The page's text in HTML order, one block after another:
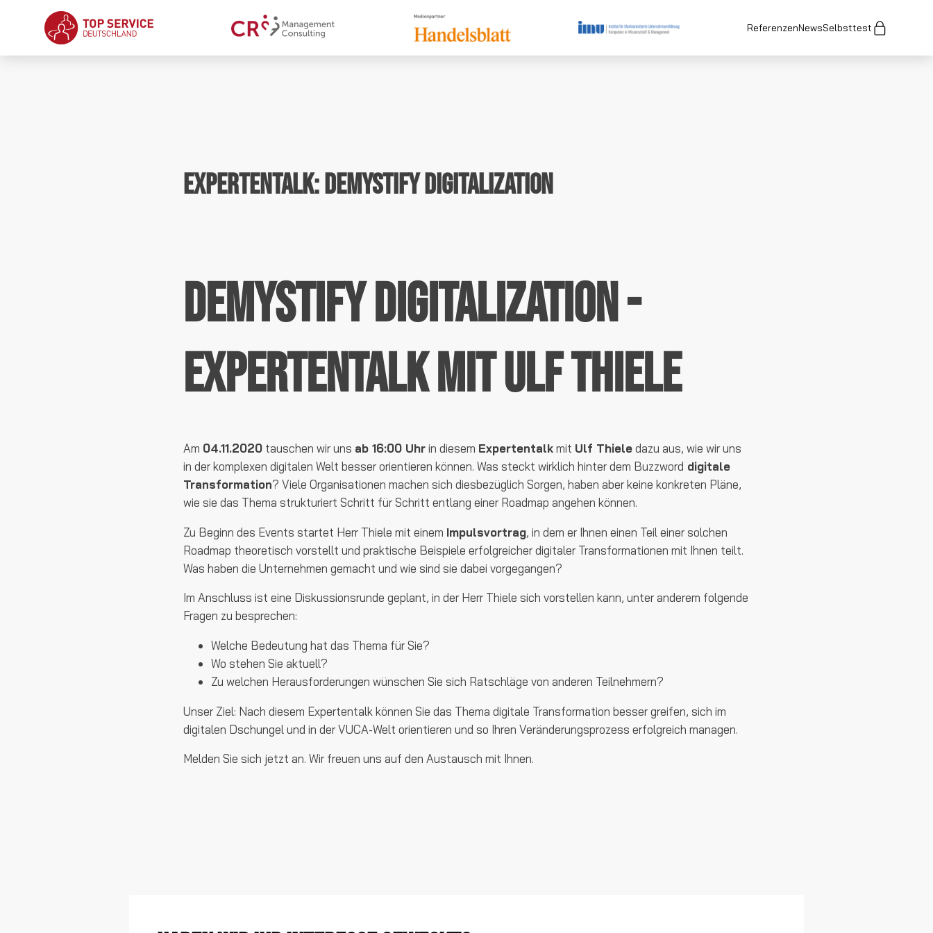
ReferenzenNewsSelbsttest
Expertentalk: Demystify Digitalization
Demystify Digitalization-
Expertentalk mit Ulf Thiele
Am 04.11.2020 tauschen wir uns ab 16:00 Uhrin diesem Expertentalkmit Ulf Thieledazu aus, wie wir uns
in der komplexen digitalen Welt besser orientieren können. Was steckt wirklich hinter dem Buzzword digitale
Transformation? Viele Organisationen machen sich diesbezüglich Sorgen, haben aber keine konkreten Pläne,
wie sie das Thema strukturiert Schritt für Schritt entlang einer Roadmap angehen können.
Zu Beginn des Events startet Herr Thiele mit einem Impulsvortrag, in dem er Ihnen einen Teil einer solchen
Roadmap theoretisch vorstellt und praktische Beispiele erfolgreicher digitaler Transformationen mit Ihnen teilt.
Was haben die Unternehmen gemacht und wie sind sie dabei vorgegangen?
Im Anschluss ist eine Diskussionsrunde geplant, in der Herr Thiele sich vorstellen kann, unter anderem folgende
Fragen zu besprechen:
Welche Bedeutung hat das Thema für Sie?
Wo stehen Sie aktuell?
Zu welchen Herausforderungen wünschen Sie sich Ratschläge von anderen Teilnehmern?
Unser Ziel: Nach diesem Expertentalk können Sie das Thema digitale Transformation besser greifen, sich im
digitalen Dschungel und in der VUCA-Welt orientieren und so Ihren Veränderungsprozess erfolgreich managen.
Melden Sie sich jetzt an. Wir freuen uns auf den Austausch mit Ihnen.